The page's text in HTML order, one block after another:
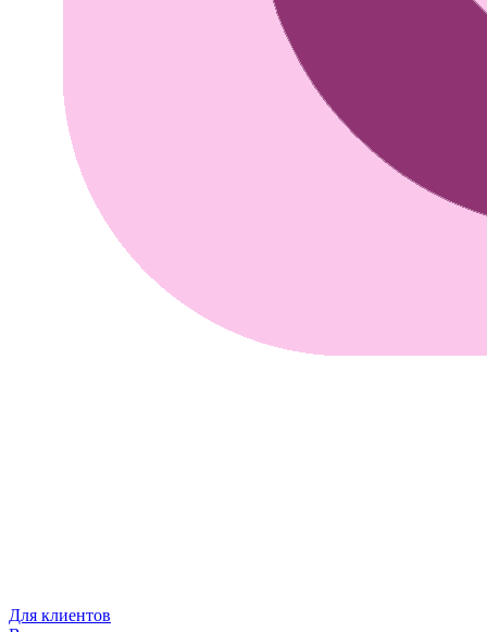
Для клиентов